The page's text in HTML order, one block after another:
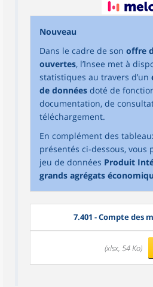
Nouveau
Dans le cadre de son offre
ouvertes, l’Insee met à
statistiques au travers d’un
de données doté de
documentation, de
téléchargement.
En complément des
présentés ci-dessous, vous
jeu de données Produit
grands agrégats
7.401 - Compte des
(xlsx, 54 Ko)